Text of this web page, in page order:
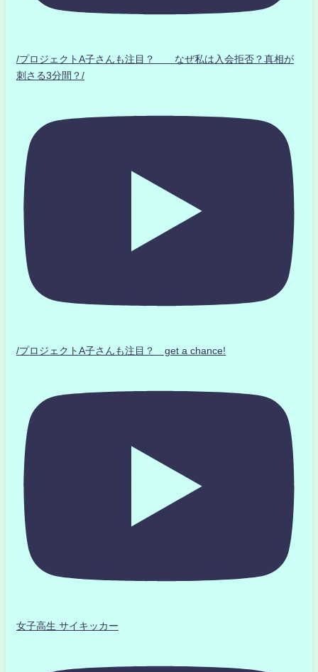
/プロジェクトA子さんも注目？ なぜ私は入会拒否？真相が
刺さる3分間？/
/プロジェクトA子さんも注目？ get a chance!
女子高生 サイキッカー